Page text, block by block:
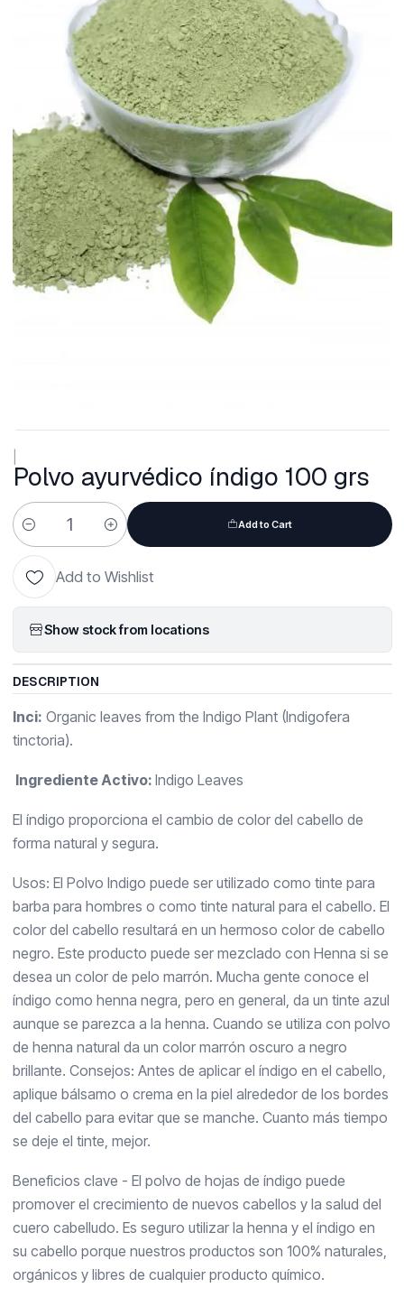
Polvo ayurvédico índigo 100 grs
Quantity
Add to Cart
Add to Wishlist
Show stock from locations
DESCRIPTION
Inci: Organic leaves from the Indigo Plant (Indigofera
tinctoria).
Ingrediente Activo: Indigo Leaves
El índigo proporciona el cambio de color del cabello de
forma natural y segura.
Usos: El Polvo Indigo puede ser utilizado como tinte para
barba para hombres o como tinte natural para el cabello. El
color del cabello resultará en un hermoso color de cabello
negro. Este producto puede ser mezclado con Henna si se
desea un color de pelo marrón. Mucha gente conoce el
índigo como henna negra, pero en general, da un tinte azul
aunque se parezca a la henna. Cuando se utiliza con polvo
de henna natural da un color marrón oscuro a negro
brillante. Consejos: Antes de aplicar el índigo en el cabello,
aplique bálsamo o crema en la piel alrededor de los bordes
del cabello para evitar que se manche. Cuanto más tiempo
se deje el tinte, mejor.
Beneficios clave - El polvo de hojas de índigo puede
promover el crecimiento de nuevos cabellos y la salud del
cuero cabelludo. Es seguro utilizar la henna y el índigo en
su cabello porque nuestros productos son 100% naturales,
orgánicos y libres de cualquier producto químico.